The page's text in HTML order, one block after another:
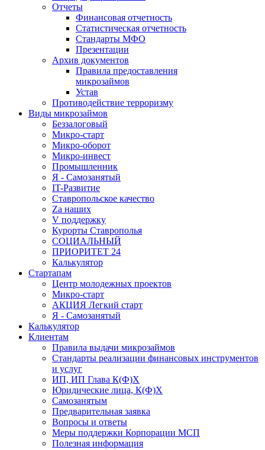
Отчеты
Финансовая отчетность
Статистическая отчетность
Стандарты МФО
Презентации
Архив документов
Правила предоставления
микрозаймов
Устав
Противодействие терроризму
Виды микрозаймов
Беззалоговый
Микро-старт
Микро-оборот
Микро-инвест
Промышленник
Я - Самозанятый
IT-Развитие
Ставропольское качество
Za наших
V поддержку
Курорты Ставрополья
СОЦИАЛЬНЫЙ
ПРИОРИТЕТ 24
Калькулятор
Стартапам
Центр молодежных проектов
Микро-старт
АКЦИЯ Легкий старт
Я - Самозанятый
Калькулятор
Клиентам
Правила выдачи микрозаймов
Стандарты реализации финансовых инструментов
и услуг
ИП, ИП Глава К(Ф)Х
Юридические лица, К(Ф)Х
Самозанятым
Предварительная заявка
Вопросы и ответы
Меры поддержки Корпорации МСП
Полезная информация